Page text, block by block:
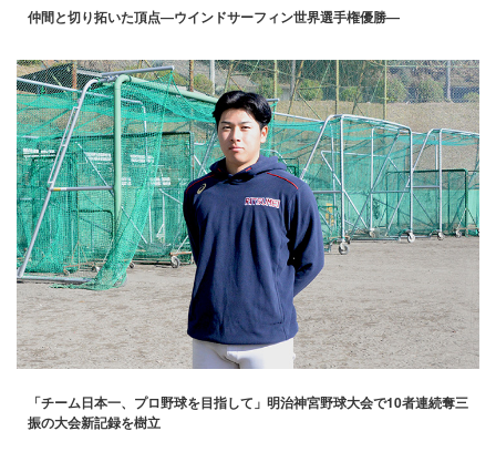
仲間と切り拓いた頂点―ウインドサーフィン世界選手権優勝―
「チーム日本一、プロ野球を目指して」明治神宮野球大会で10者連続奪三
振の大会新記録を樹立